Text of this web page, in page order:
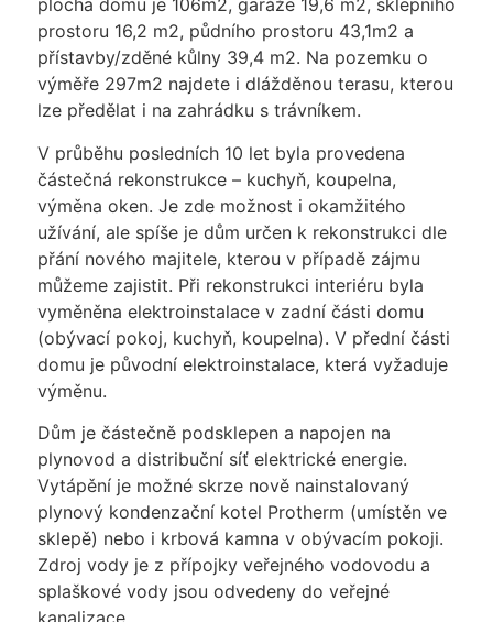
plocha domu je 106m2, garáže 19,6 m2, sklepního
prostoru 16,2 m2, půdního prostoru 43,1m2 a
přístavby/zděné kůlny 39,4 m2. Na pozemku o
výměře 297m2 najdete i dlážděnou terasu, kterou
lze předělat i na zahrádku s trávníkem.
V průběhu posledních 10 let byla provedena
částečná rekonstrukce – kuchyň, koupelna,
výměna oken. Je zde možnost i okamžitého
užívání, ale spíše je dům určen k rekonstrukci dle
přání nového majitele, kterou v případě zájmu
můžeme zajistit. Při rekonstrukci interiéru byla
vyměněna elektroinstalace v zadní části domu
(obývací pokoj, kuchyň, koupelna). V přední části
domu je původní elektroinstalace, která vyžaduje
výměnu.
Dům je částečně podsklepen a napojen na
plynovod a distribuční síť elektrické energie.
Vytápění je možné skrze nově nainstalovaný
plynový kondenzační kotel Protherm (umístěn ve
sklepě) nebo i krbová kamna v obývacím pokoji.
Zdroj vody je z přípojky veřejného vodovodu a
splaškové vody jsou odvedeny do veřejné